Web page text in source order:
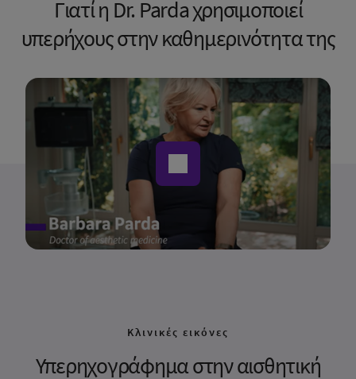
Γιατί η Dr. Parda χρησιμοποιεί
υπερήχους στην καθημερινότητα της
Κλινικές εικόνες
Υπερηχογράφημα στην αισθητική